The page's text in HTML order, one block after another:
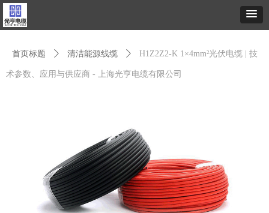
首页标题 ꄲ 清洁能源线缆 ꄲ H1Z2Z2-K 1×4mm²光伏电缆 | 技
术参数、应用与供应商 - 上海光亨电缆有限公司